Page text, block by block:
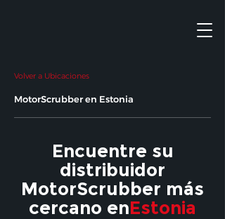
Volver a Ubicaciones
MotorScrubber en Estonia
Encuentre su
distribuidor
MotorScrubber más
cercano enEstonia